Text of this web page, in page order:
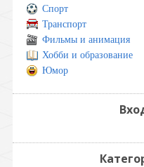
Спорт
Транспорт
Фильмы и анимация
Хобби и образование
Юмор